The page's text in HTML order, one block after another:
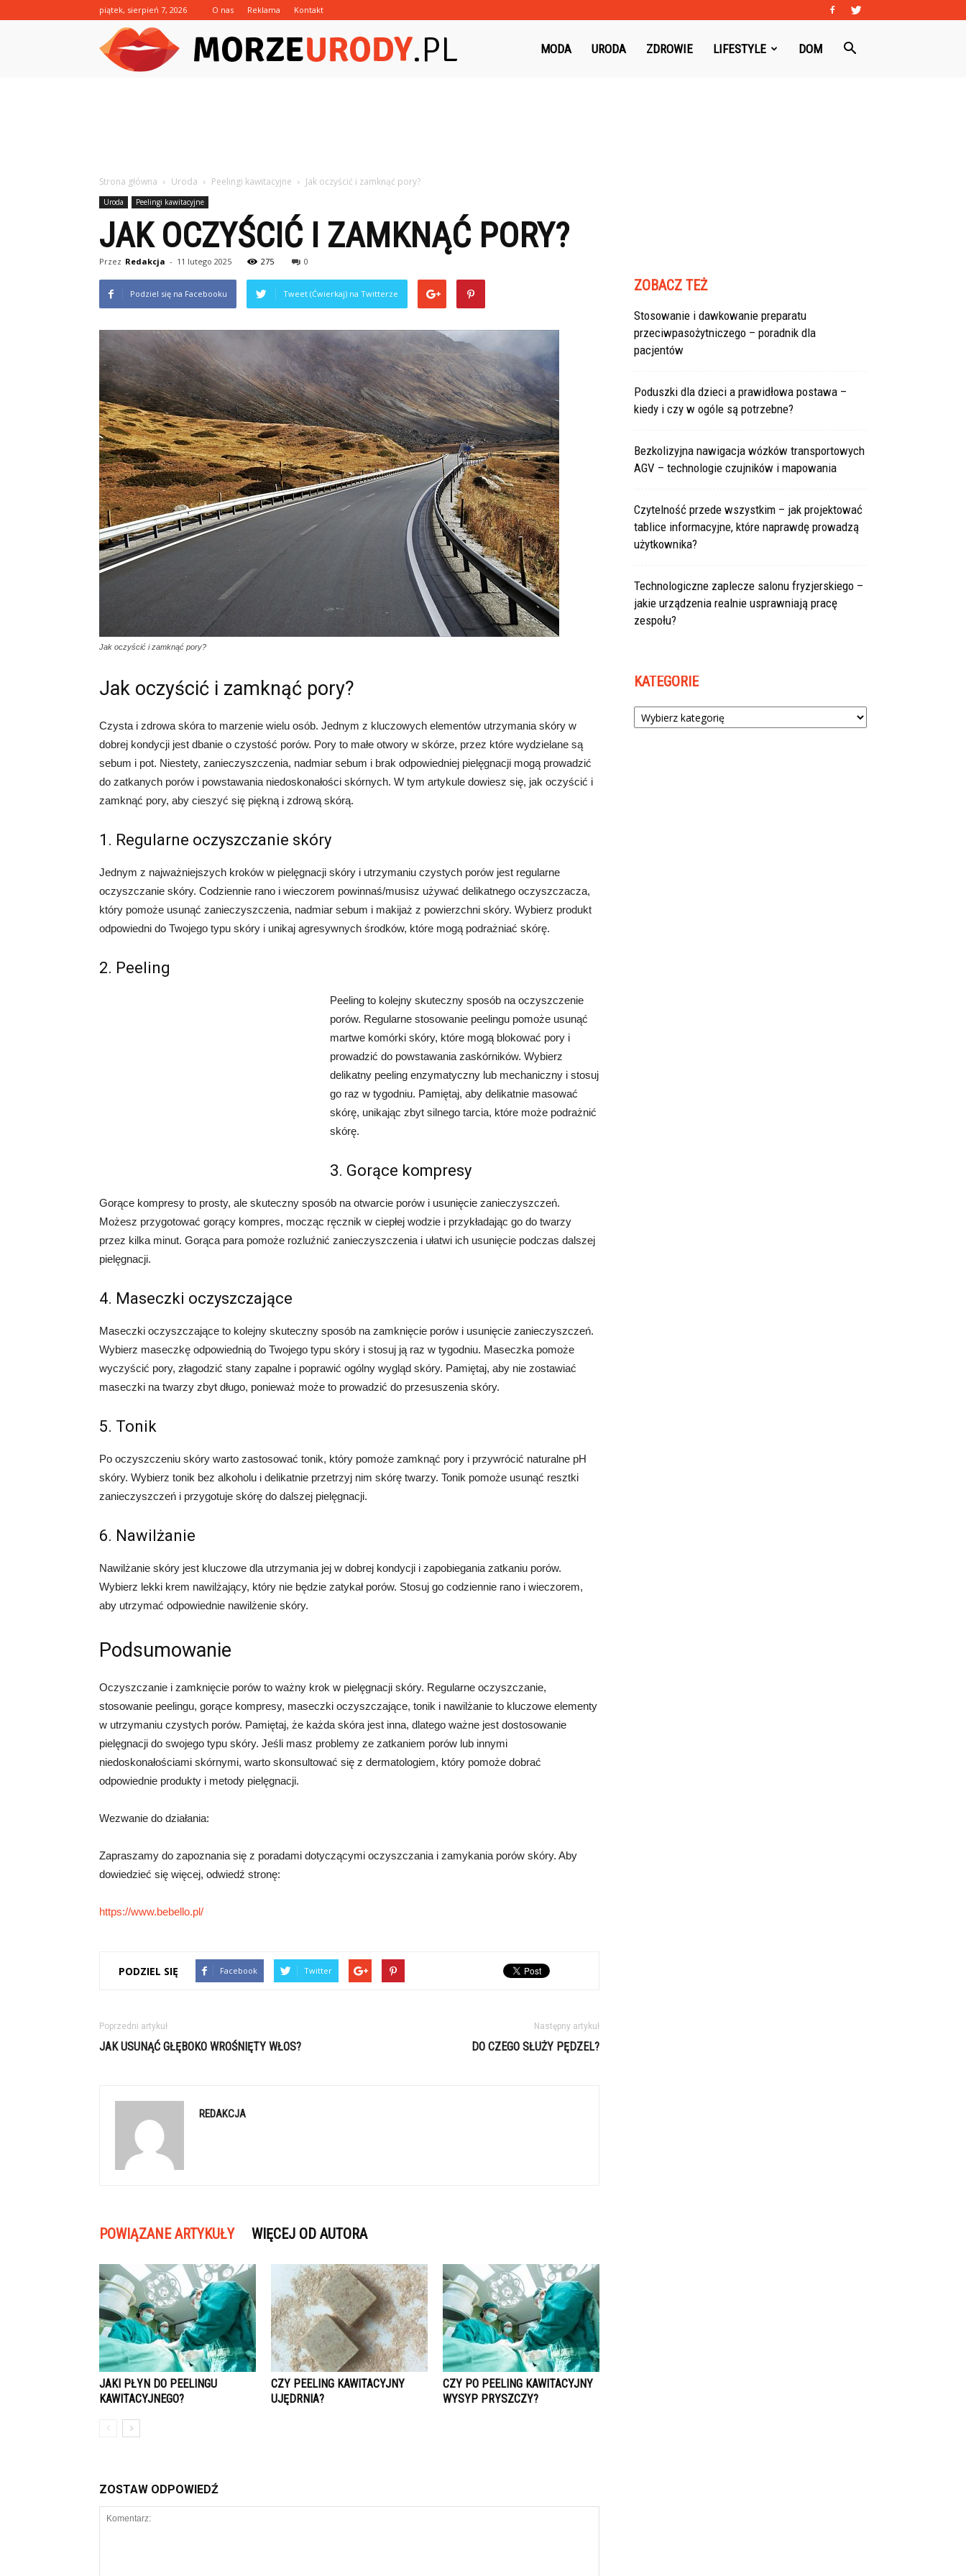
piątek, sierpień 7, 2026 O nas Reklama Kontakt
MODA URODA ZDROWIE LIFESTYLE DOM
Strona główna Uroda Peelingi kawitacyjne Jak oczyścić i zamknąć pory?
Uroda Peelingi kawitacyjne
JAK OCZYŚCIĆ I ZAMKNĄĆ PORY?
Przez Redakcja - 11 lutego 2025 275 0
Podziel się na Facebooku Tweet (Ćwierkaj) na Twitterze
Jak oczyścić i zamknąć pory?
Jak oczyścić i zamknąć pory?
Czysta i zdrowa skóra to marzenie wielu osób. Jednym z kluczowych elementów utrzymania skóry w
dobrej kondycji jest dbanie o czystość porów. Pory to małe otwory w skórze, przez które wydzielane są
sebum i pot. Niestety, zanieczyszczenia, nadmiar sebum i brak odpowiedniej pielęgnacji mogą prowadzić
do zatkanych porów i powstawania niedoskonałości skórnych. W tym artykule dowiesz się, jak oczyścić i
zamknąć pory, aby cieszyć się piękną i zdrową skórą.
1. Regularne oczyszczanie skóry
Jednym z najważniejszych kroków w pielęgnacji skóry i utrzymaniu czystych porów jest regularne
oczyszczanie skóry. Codziennie rano i wieczorem powinnaś/musisz używać delikatnego oczyszczacza,
który pomoże usunąć zanieczyszczenia, nadmiar sebum i makijaż z powierzchni skóry. Wybierz produkt
odpowiedni do Twojego typu skóry i unikaj agresywnych środków, które mogą podrażniać skórę.
2. Peeling
Peeling to kolejny skuteczny sposób na oczyszczenie
porów. Regularne stosowanie peelingu pomoże usunąć
martwe komórki skóry, które mogą blokować pory i
prowadzić do powstawania zaskórników. Wybierz
delikatny peeling enzymatyczny lub mechaniczny i stosuj
go raz w tygodniu. Pamiętaj, aby delikatnie masować
skórę, unikając zbyt silnego tarcia, które może podrażnić
skórę.
3. Gorące kompresy
Gorące kompresy to prosty, ale skuteczny sposób na otwarcie porów i usunięcie zanieczyszczeń.
Możesz przygotować gorący kompres, mocząc ręcznik w ciepłej wodzie i przykładając go do twarzy
przez kilka minut. Gorąca para pomoże rozluźnić zanieczyszczenia i ułatwi ich usunięcie podczas dalszej
pielęgnacji.
4. Maseczki oczyszczające
Maseczki oczyszczające to kolejny skuteczny sposób na zamknięcie porów i usunięcie zanieczyszczeń.
Wybierz maseczkę odpowiednią do Twojego typu skóry i stosuj ją raz w tygodniu. Maseczka pomoże
wyczyścić pory, złagodzić stany zapalne i poprawić ogólny wygląd skóry. Pamiętaj, aby nie zostawiać
maseczki na twarzy zbyt długo, ponieważ może to prowadzić do przesuszenia skóry.
5. Tonik
Po oczyszczeniu skóry warto zastosować tonik, który pomoże zamknąć pory i przywrócić naturalne pH
skóry. Wybierz tonik bez alkoholu i delikatnie przetrzyj nim skórę twarzy. Tonik pomoże usunąć resztki
zanieczyszczeń i przygotuje skórę do dalszej pielęgnacji.
6. Nawilżanie
Nawilżanie skóry jest kluczowe dla utrzymania jej w dobrej kondycji i zapobiegania zatkaniu porów.
Wybierz lekki krem nawilżający, który nie będzie zatykał porów. Stosuj go codziennie rano i wieczorem,
aby utrzymać odpowiednie nawilżenie skóry.
Podsumowanie
Oczyszczanie i zamknięcie porów to ważny krok w pielęgnacji skóry. Regularne oczyszczanie,
stosowanie peelingu, gorące kompresy, maseczki oczyszczające, tonik i nawilżanie to kluczowe elementy
w utrzymaniu czystych porów. Pamiętaj, że każda skóra jest inna, dlatego ważne jest dostosowanie
pielęgnacji do swojego typu skóry. Jeśli masz problemy ze zatkaniem porów lub innymi
niedoskonałościami skórnymi, warto skonsultować się z dermatologiem, który pomoże dobrać
odpowiednie produkty i metody pielęgnacji.
Wezwanie do działania:
Zapraszamy do zapoznania się z poradami dotyczącymi oczyszczania i zamykania porów skóry. Aby
dowiedzieć się więcej, odwiedź stronę:
https://www.bebello.pl/
PODZIEL SIĘ Facebook Twitter
Poprzedni artykuł
JAK USUNĄĆ GŁĘBOKO WROŚNIĘTY WŁOS?
Następny artykuł
DO CZEGO SŁUŻY PĘDZEL?
REDAKCJA
POWIĄZANE ARTYKUŁY WIĘCEJ OD AUTORA
JAKI PŁYN DO PEELINGU
KAWITACYJNEGO?
CZY PEELING KAWITACYJNY
UJĘDRNIA?
CZY PO PEELING KAWITACYJNY
WYSYP PRYSZCZY?
ZOSTAW ODPOWIEDŹ
ZOBACZ TEŻ
Stosowanie i dawkowanie preparatu
przeciwpasożytniczego – poradnik dla
pacjentów
Poduszki dla dzieci a prawidłowa postawa –
kiedy i czy w ogóle są potrzebne?
Bezkolizyjna nawigacja wózków transportowych
AGV – technologie czujników i mapowania
Czytelność przede wszystkim – jak projektować
tablice informacyjne, które naprawdę prowadzą
użytkownika?
Technologiczne zaplecze salonu fryzjerskiego –
jakie urządzenia realnie usprawniają pracę
zespołu?
KATEGORIE
Kategorie